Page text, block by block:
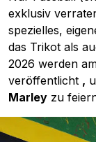
exklusiv
spezielles,
das Trikot als
2026 werden
veröffentlicht ,
Marley zu